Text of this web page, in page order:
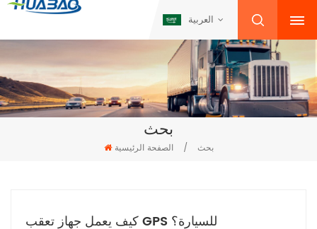
العربية
بحث
الصفحة الرئيسية / بحث
كيف يعمل جهاز تعقب GPS للسيارة؟